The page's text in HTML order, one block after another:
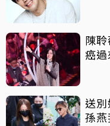
陳
癌
送
孫